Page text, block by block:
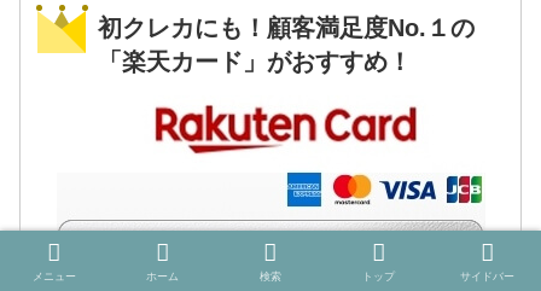
初クレカにも！顧客満足度No.１の
「楽天カード」がおすすめ！
メニュー ホーム 検索 トップ サイドバー